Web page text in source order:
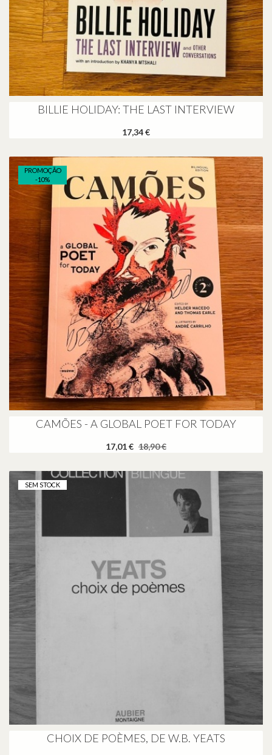
BILLIE HOLIDAY: THE LAST INTERVIEW
17,34 €
PROMOÇÃO
-10%
CAMÕES - A GLOBAL POET FOR TODAY
17,01 € 18,90 €
SEM STOCK
CHOIX DE POÈMES, DE W.B. YEATS